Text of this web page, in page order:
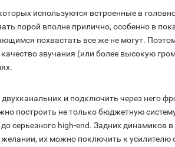
используются встроенные в
порой вполне прилично, особенно в
похвастать все же не могут.
звучания (или более высокую
и подключить через него
построить не только бюджетную
серьезного high-end. Задних динамиков
их можно поключить к усилителю